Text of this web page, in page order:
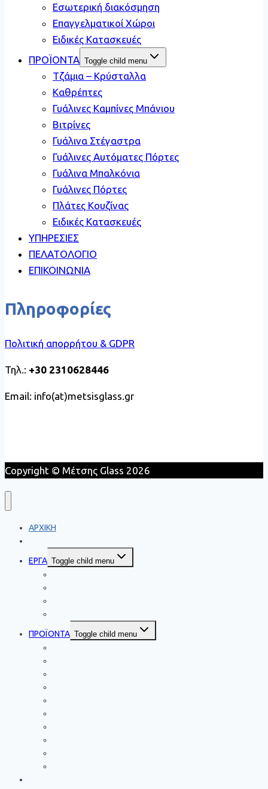
Εσωτερική διακόσμηση
Επαγγελματικοί Χώροι
Ειδικές Κατασκευές
ΠΡΟΪΟΝΤΑ Toggle child menu
Τζάμια – Κρύσταλλα
Καθρέπτες
Γυάλινες Καμπίνες Μπάνιου
Βιτρίνες
Γυάλινα Στέγαστρα
Γυάλινες Αυτόματες Πόρτες
Γυάλινα Μπαλκόνια
Γυάλινες Πόρτες
Πλάτες Κουζίνας
Ειδικές Κατασκευές
ΥΠΗΡΕΣΙΕΣ
ΠΕΛΑΤΟΛΟΓΙΟ
ΕΠΙΚΟΙΝΩΝΙΑ
Πληροφορίες
Πολιτική απορρήτου & GDPR
Τηλ.: +30 2310628446
Email: info(at)metsisglass.gr
Copyright © Μέτσης Glass 2026
ΑΡΧΙΚΗ
ΕΡΓΑ Toggle child menu
ΠΡΟΪΟΝΤΑ Toggle child menu